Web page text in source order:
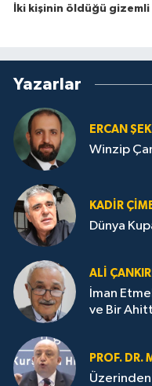
İki kişinin öldüğü
Yazarlar
ERCAN
Winzip
KADIR
Dünya
ALI
İman
ve Bir
PROF. DR.
Üzerinden